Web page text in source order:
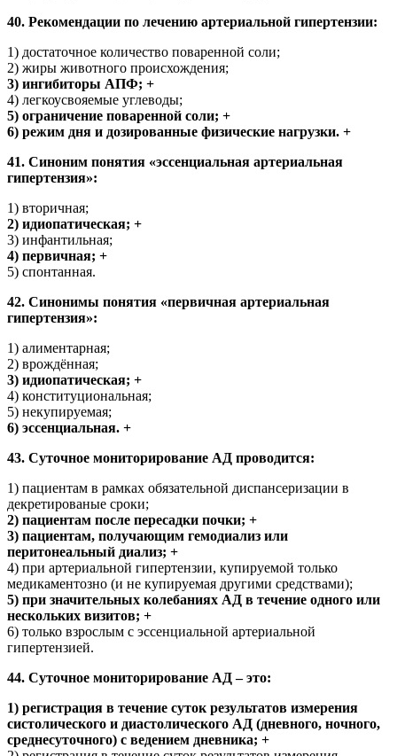
40. Рекомендации по лечению артериальной гипертензии:
1) достаточное количество поваренной соли;
2) жиры животного происхождения;
3) ингибиторы АПФ; +
4) легкоусвояемые углеводы;
5) ограничение поваренной соли; +
6) режим дня и дозированные физические нагрузки. +
41. Синоним понятия «эссенциальная артериальная
гипертензия»:
1) вторичная;
2) идиопатическая; +
3) инфантильная;
4) первичная; +
5) спонтанная.
42. Синонимы понятия «первичная артериальная
гипертензия»:
1) алиментарная;
2) врождённая;
3) идиопатическая; +
4) конституциональная;
5) некупируемая;
6) эссенциальная. +
43. Суточное мониторирование АД проводится:
1) пациентам в рамках обязательной диспансеризации в
декретированые сроки;
2) пациентам после пересадки почки; +
3) пациентам, получающим гемодиализ или
перитонеальный диализ; +
4) при артериальной гипертензии, купируемой только
медикаментозно (и не купируемая другими средствами);
5) при значительных колебаниях АД в течение одного или
нескольких визитов; +
6) только взрослым с эссенциальной артериальной
гипертензией.
44. Суточное мониторирование АД – это:
1) регистрация в течение суток результатов измерения
систолического и диастолического АД (дневного, ночного,
среднесуточного) с ведением дневника; +